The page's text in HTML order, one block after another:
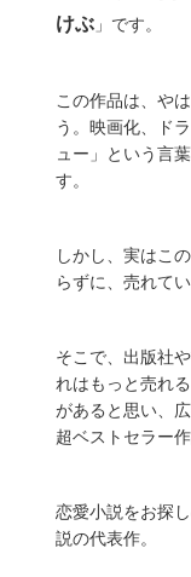
けぶ 」です。
この作品は、や
う。映画化、ド
ュー」という言
す。
しかし、実はこ
らずに、売れて
そこで、出版社
れはもっと売れ
があると思い、
超ベストセラー
恋愛小説をお探
説の代表作。